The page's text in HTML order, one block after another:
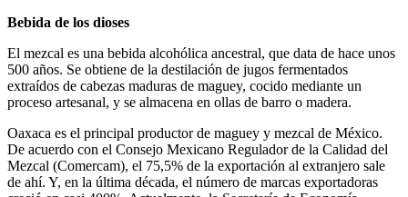
Bebida de los dioses
El mezcal es una bebida alcohólica ancestral, que data de hace unos
500 años. Se obtiene de la destilación de jugos fermentados
extraídos de cabezas maduras de maguey, cocido mediante un
proceso artesanal, y se almacena en ollas de barro o madera.
Oaxaca es el principal productor de maguey y mezcal de México.
De acuerdo con el Consejo Mexicano Regulador de la Calidad del
Mezcal (Comercam), el 75,5% de la exportación al extranjero sale
de ahí. Y, en la última década, el número de marcas exportadoras